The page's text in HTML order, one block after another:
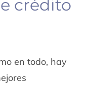
crédito
en todo, hay